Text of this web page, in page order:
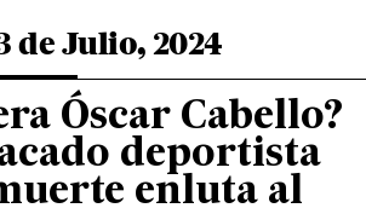
de Julio, 2024
Óscar Cabello?
deportista
enluta al